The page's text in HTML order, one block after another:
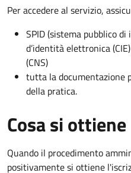
Per accedere al servizio,
SPID (sistema pubblico
d’identità elettronica
(CNS)
tutta la documentazione
della pratica.
Cosa si ottiene
Quando il procedimento
positivamente si ottiene